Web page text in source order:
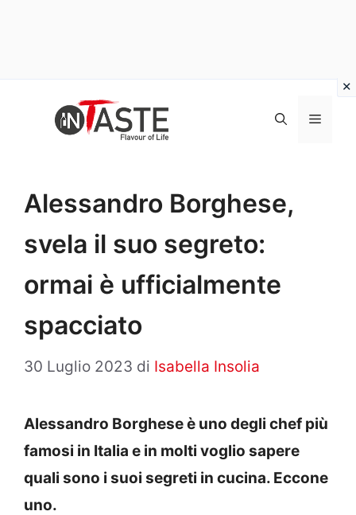
Menu
Alessandro Borghese,
svela il suo segreto:
ormai è ufficialmente
spacciato
30 Luglio 2023 di Isabella Insolia
Alessandro Borghese è uno degli chef più
famosi in Italia e in molti voglio sapere
quali sono i suoi segreti in cucina. Eccone
uno.